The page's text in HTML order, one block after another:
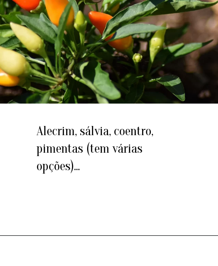
Alecrim, sálvia, coentro,
pimentas (tem várias
opções)...